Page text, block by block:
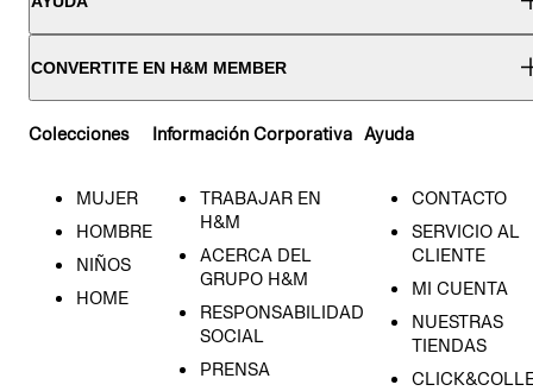
CONVERTITE EN H&M MEMBER
Colecciones
MUJER
HOMBRE
NIÑOS
HOME
Información Corporativa
TRABAJAR EN
H&M
ACERCA DEL
GRUPO H&M
RESPONSABILIDAD
SOCIAL
PRENSA
Ayuda
CONTACTO
SERVICIO AL
CLIENTE
MI CUENTA
NUESTRAS
TIENDAS